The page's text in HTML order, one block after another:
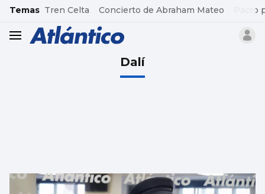
common.go-to-content
Temas Tren Celta Concierto de Abraham Mateo Pacto
header.menu.open
Dalí